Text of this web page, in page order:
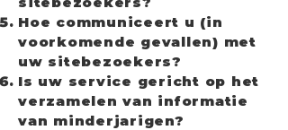
Hoe communiceert u (in
voorkomende gevallen) met
uw sitebezoekers?
Is uw service gericht op het
verzamelen van informatie
van minderjarigen?